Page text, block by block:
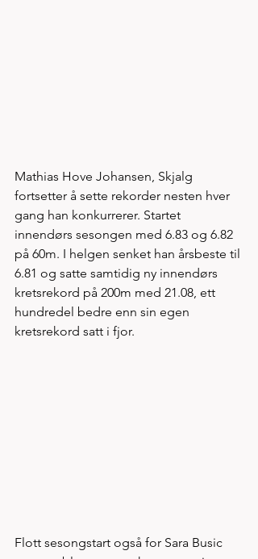
Mathias Hove Johansen, Skjalg
fortsetter å sette rekorder nesten hver
gang han konkurrerer. Startet
innendørs sesongen med 6.83 og 6.82
på 60m. I helgen senket han årsbeste til
6.81 og satte samtidig ny innendørs
kretsrekord på 200m med 21.08, ett
hundredel bedre enn sin egen
kretsrekord satt i fjor.
Flott sesongstart også for Sara Busic